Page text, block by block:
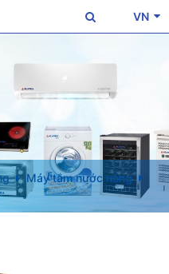
VN
Máy tắm nước nóng